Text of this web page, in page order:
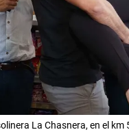
La Chasnera, en el